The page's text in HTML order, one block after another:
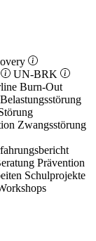
UN-BRK
Burn-Out
Zwangsstörung
Prävention
Schulprojekte